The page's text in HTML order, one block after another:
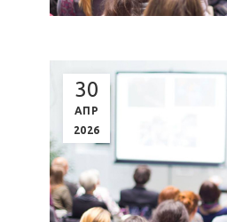
30
ΑΠΡ
2026